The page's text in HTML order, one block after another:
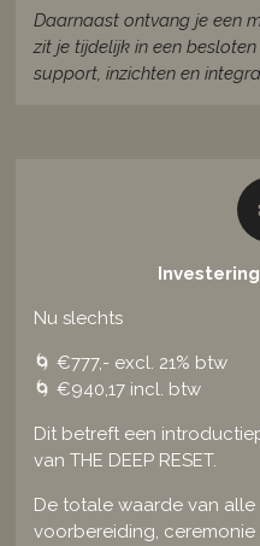
Daarnaast ontvang je een
zit je tijdelijk in een
support, inzichten en
Nu slechts
🌀 €777,- excl. 21% btw
🌀 €940,17 incl. btw
Dit betreft een
van THE DEEP RESET.
De totale waarde van alle
voorbereiding, ceremonie